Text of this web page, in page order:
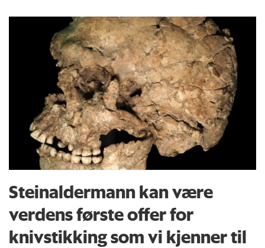
Steinaldermann kan være
verdens første offer for
knivstikking som vi kjenner til